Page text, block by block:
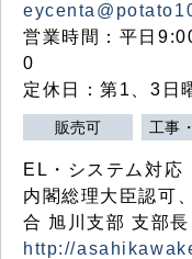
営業時間：平日
0
定休日：第1、3日
販売可 工事
EL・システム対応
内閣総理大臣認可
合 旭川支部 支部
http://